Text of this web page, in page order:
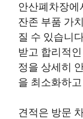
안산폐차장에
잔존 부품 가
질 수 있습니
받고 합리적
정을 상세히
을 최소화하
견적은 방문